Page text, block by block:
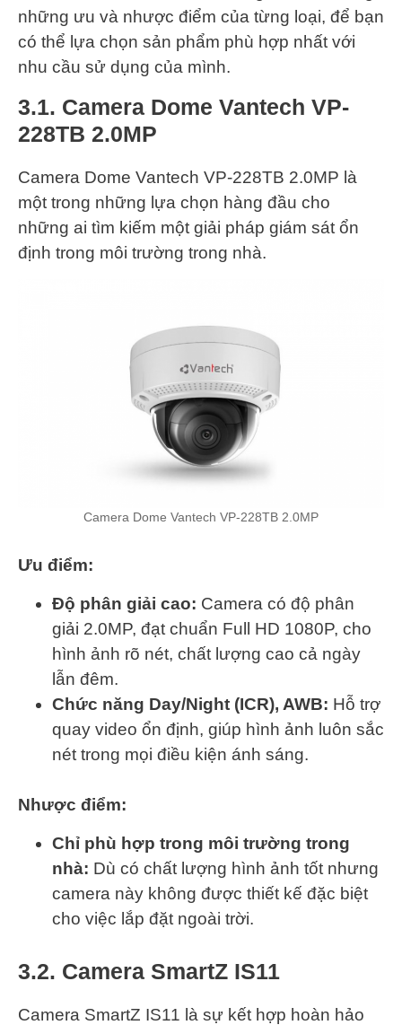
những ưu và nhược điểm của từng loại, để bạn
có thể lựa chọn sản phẩm phù hợp nhất với
nhu cầu sử dụng của mình.
3.1. Camera Dome Vantech VP-
228TB 2.0MP
Camera Dome Vantech VP-228TB 2.0MP là
một trong những lựa chọn hàng đầu cho
những ai tìm kiếm một giải pháp giám sát ổn
định trong môi trường trong nhà.
Camera Dome Vantech VP-228TB 2.0MP
Ưu điểm:
Độ phân giải cao: Camera có độ phân
giải 2.0MP, đạt chuẩn Full HD 1080P, cho
hình ảnh rõ nét, chất lượng cao cả ngày
lẫn đêm.
Chức năng Day/Night (ICR), AWB: Hỗ trợ
quay video ổn định, giúp hình ảnh luôn sắc
nét trong mọi điều kiện ánh sáng.
Nhược điểm:
Chỉ phù hợp trong môi trường trong
nhà: Dù có chất lượng hình ảnh tốt nhưng
camera này không được thiết kế đặc biệt
cho việc lắp đặt ngoài trời.
3.2. Camera SmartZ IS11
Camera SmartZ IS11 là sự kết hợp hoàn hảo